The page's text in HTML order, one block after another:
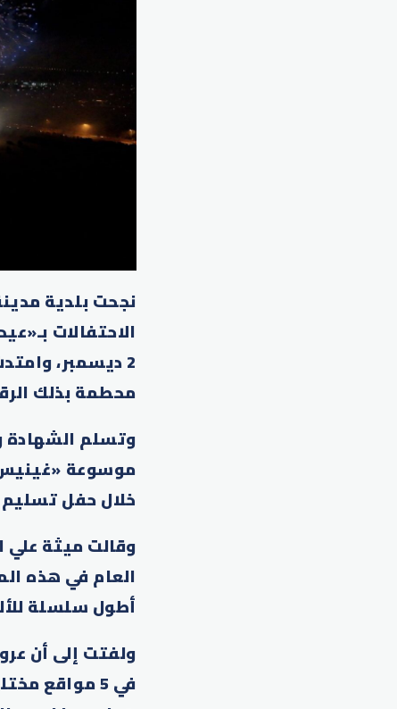
نجحت بلدية
محطمة بذلك الرقم
وتسلم الشهادة
موسوعة
خلال حفل تسليم
وقالت ميثة علي
العام في هذه
أطول سلسلة
ولفتت إلى أن
في 5 مواقع